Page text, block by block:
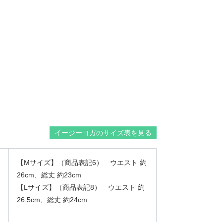
イージーヨガのサイズ表を見る
【Mサイズ】（商品表記6） ウエスト 約
26cm、総丈 約23cm
【Lサイズ】（商品表記8） ウエスト 約
26.5cm、総丈 約24cm